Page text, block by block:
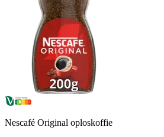
Nescafé Original oploskoffie